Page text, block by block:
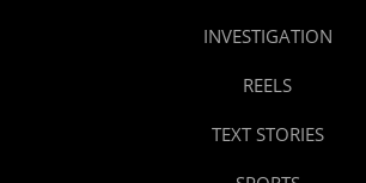
INVESTIGATION
REELS
TEXT STORIES